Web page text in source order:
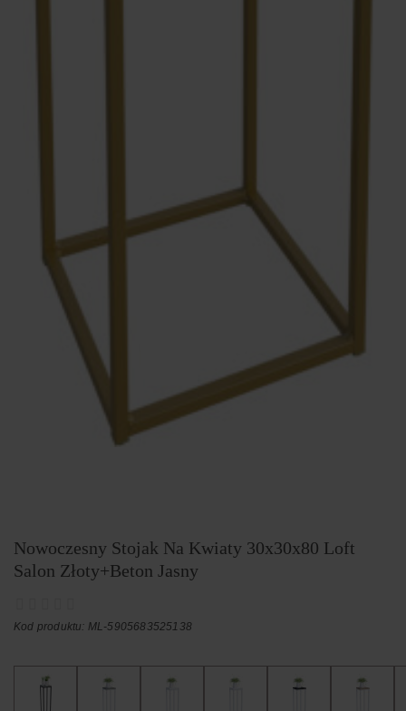
Nowoczesny Stojak Na Kwiaty 30x30x80 Loft
Salon Złoty+Beton Jasny
Kod produktu: ML-5905683525138